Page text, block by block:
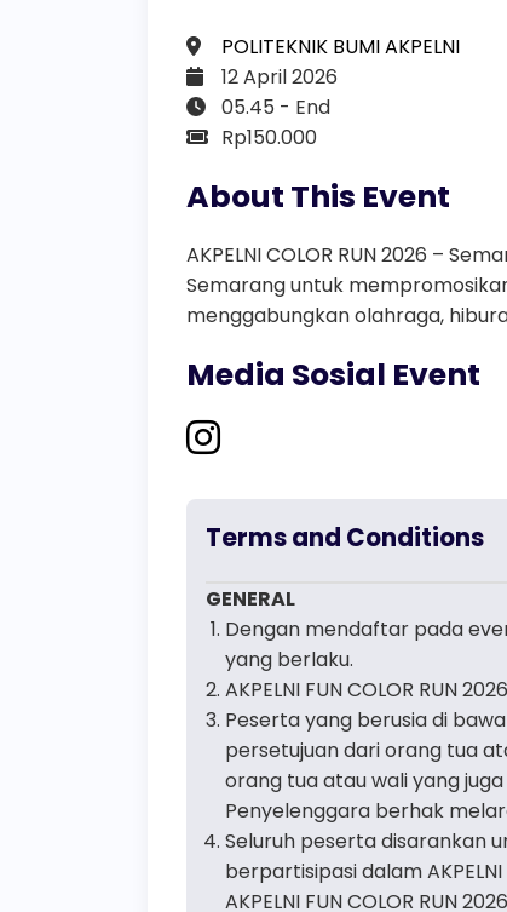
POLITEKNIK BUMI AKPELNI
12 April 2026
05.45 - End
Rp150.000
About This Event
AKPELNI COLOR RUN 2026 –
Semarang untuk
menggabungkan olahraga,
Media Sosial Event
Terms and Conditions
GENERAL
Dengan mendaftar pada
yang berlaku.
AKPELNI FUN COLOR RUN
Peserta yang berusia di
persetujuan dari orang tua
orang tua atau wali yang juga
Penyelenggara berhak
Seluruh peserta disarankan
berpartisipasi dalam
AKPELNI FUN COLOR RUN